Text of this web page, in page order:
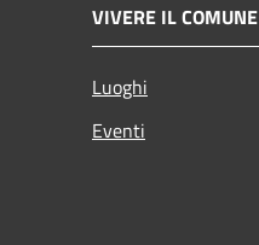
VIVERE IL COMUNE
Luoghi
Eventi